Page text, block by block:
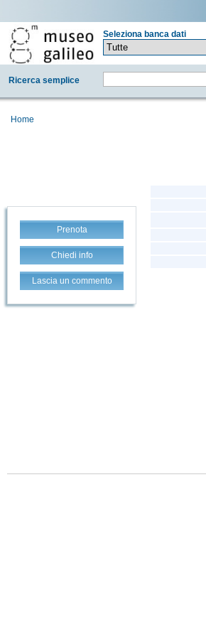
Seleziona banca dati
Ricerca semplice
Home
Prenota
Chiedi info
Lascia un commento